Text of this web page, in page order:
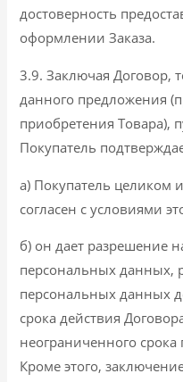
достоверность
оформлении Заказа.
3.9. Заключая Договор,
данного предложения
приобретения Товара),
Покупатель
а) Покупатель целиком
согласен с условиями
б) он дает разрешение
персональных данных,
персональных данных
срока действия
неограниченного срока
Кроме этого,